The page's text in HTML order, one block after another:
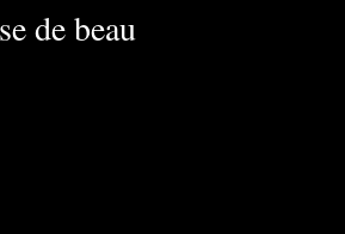
de beau